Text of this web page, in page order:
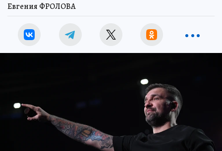
Евгения ФРОЛОВА